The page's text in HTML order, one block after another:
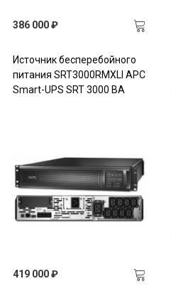
386 000 ₽
Источник бесперебойного
питания SRT3000RMXLI APC
Smart-UPS SRT 3000 ВА
419 000 ₽